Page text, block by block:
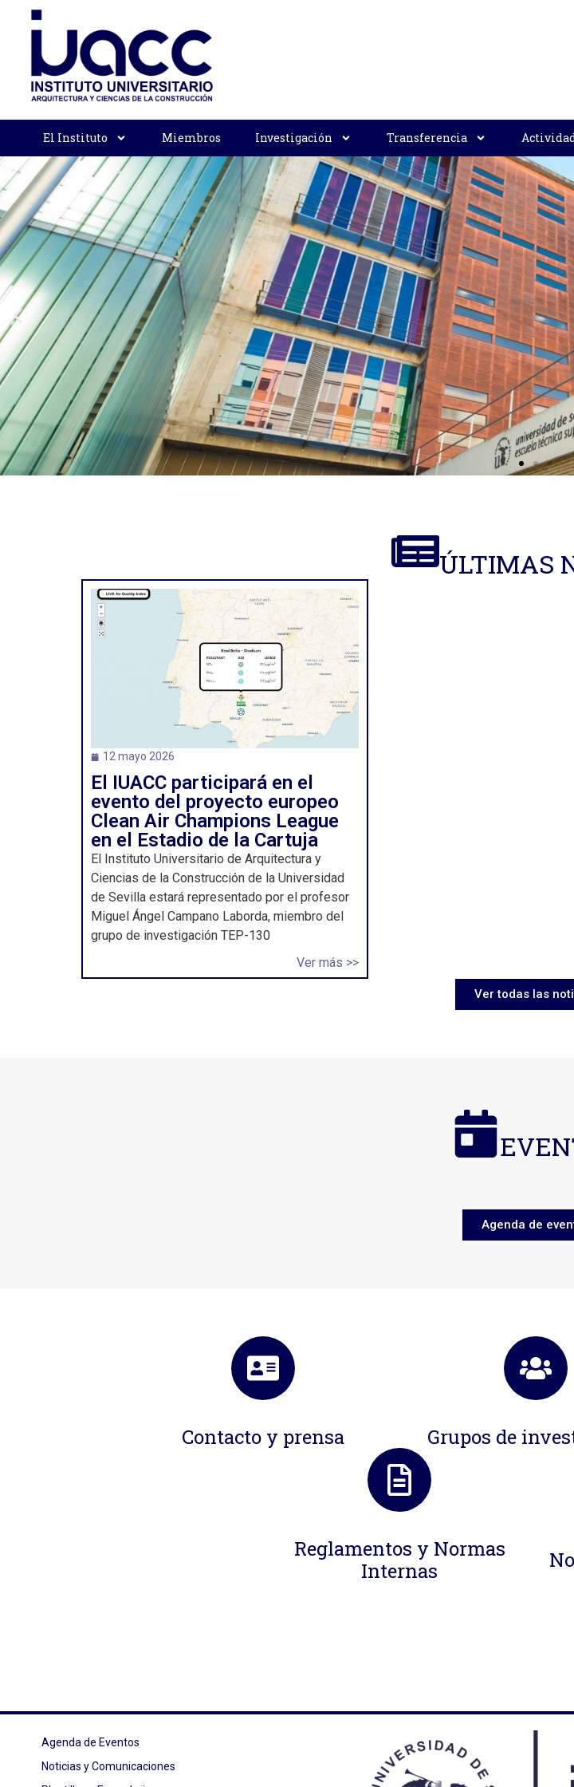
El Instituto Miembros Investigación Transferencia
ÚLTIMAS
12 mayo 2026
El IUACC participará en el
evento del proyecto europeo
Clean Air Champions League
en el Estadio de la Cartuja
El Instituto Universitario de Arquitectura y
Ciencias de la Construcción de la Universidad
de Sevilla estará representado por el profesor
Miguel Ángel Campano Laborda, miembro del
grupo de investigación TEP-130
Ver más >>
Ver todas las
Agenda de
Contacto y prensa Grupos de
Reglamentos y Normas
Internas
Agenda de Eventos
Noticias y Comunicaciones